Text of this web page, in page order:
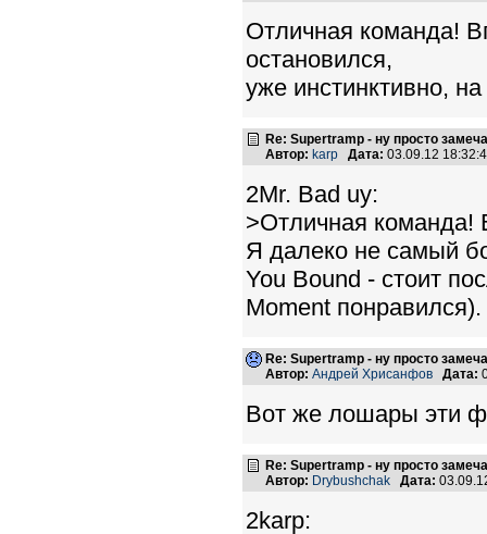
Отличная команда!
остановился,
уже инстинктивно,
Re: Supertramp - ну просто
Автор: karp Дата: 03.09.12
2Mr. Bad uy:
>Отличная команда!
Я далеко не самый
You Bound - стоит
Moment
Re: Supertramp - ну просто
Автор: Андрей Хрисанфов Дата:
Вот же лошары эти
Re: Supertramp - ну просто
Автор: Drybushchak Дата:
2karp: